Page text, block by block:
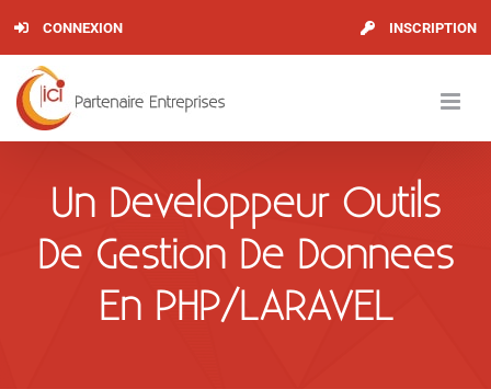
content
CONNEXION INSCRIPTION
Un Developpeur Outils
De Gestion De Donnees
En PHP/LARAVEL